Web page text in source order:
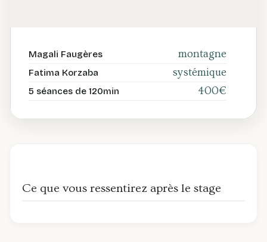
Magali Faugères montagne
Fatima Korzaba systémique
5 séances de 120min 400€
Ce que vous ressentirez après le stage